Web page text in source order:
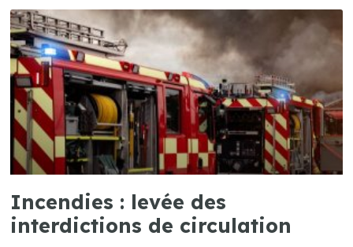
Incendies : levée des
interdictions de circulation